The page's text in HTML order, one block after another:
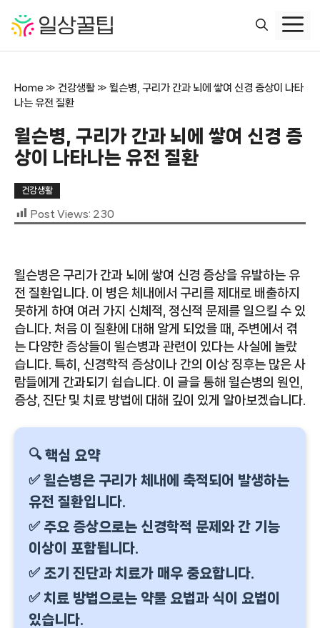
Home » 건강생활 » 윌슨병, 구리가 간과 뇌에 쌓여 신경 증상이 나타
나는 유전 질환
윌슨병, 구리가 간과 뇌에 쌓여 신경 증
상이 나타나는 유전 질환
건강생활
Post Views: 230
윌슨병은 구리가 간과 뇌에 쌓여 신경 증상을 유발하는 유
전 질환입니다. 이 병은 체내에서 구리를 제대로 배출하지
못하게 하여 여러 가지 신체적, 정신적 문제를 일으킬 수 있
습니다. 처음 이 질환에 대해 알게 되었을 때, 주변에서 겪
는 다양한 증상들이 윌슨병과 관련이 있다는 사실에 놀랐
습니다. 특히, 신경학적 증상이나 간의 이상 징후는 많은 사
람들에게 간과되기 쉽습니다. 이 글을 통해 윌슨병의 원인,
증상, 진단 및 치료 방법에 대해 깊이 있게 알아보겠습니다.
🔍 핵심 요약
✅ 윌슨병은 구리가 체내에 축적되어 발생하는
유전 질환입니다.
✅ 주요 증상으로는 신경학적 문제와 간 기능
이상이 포함됩니다.
✅ 조기 진단과 치료가 매우 중요합니다.
✅ 치료 방법으로는 약물 요법과 식이 요법이
있습니다.